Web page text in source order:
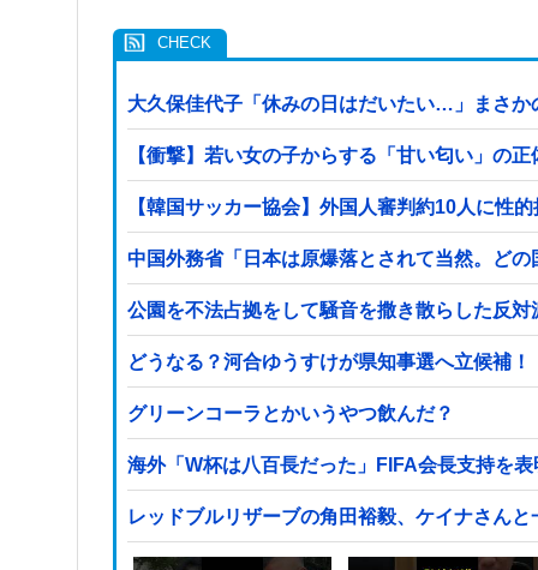
大久保佳代子「休みの日はだいたい…」まさか
【衝撃】若い女の子からする「甘い匂い」の
【韓国サッカー協会】外国人審判約10人に
中国外務省「日本は原爆落とされて当然。ど
公園を不法占拠をして騒音を撒き散らした反
どうなる？河合ゆうすけが県知事選へ立候補！
グリーンコーラとかいうやつ飲んだ？
海外「W杯は八百長だった」FIFA会長支持を
レッドブルリザーブの角田裕毅、ケイナさん